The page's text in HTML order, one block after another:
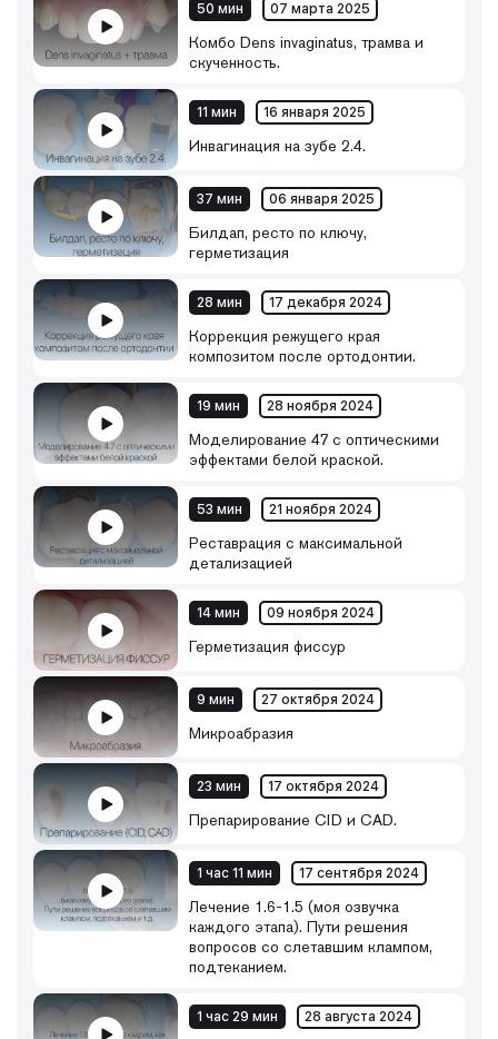
50 мин 07 марта 2025
Комбо Dens invaginatus, трамва и
скученность.
11 мин 16 января 2025
Инвагинация на зубе 2.4.
37 мин 06 января 2025
Билдап, ресто по ключу,
герметизация
28 мин 17 декабря 2024
Коррекция режущего края
композитом после ортодонтии.
19 мин 28 ноября 2024
Моделирование 47 с оптическими
эффектами белой краской.
53 мин 21 ноября 2024
Реставрация с максимальной
детализацией
14 мин 09 ноября 2024
Герметизация фиссур
9 мин 27 октября 2024
Микроабразия
23 мин 17 октября 2024
Препарирование CID и CAD.
1 час 11 мин 17 сентября 2024
Лечение 1.6-1.5 (моя озвучка
каждого этапа). Пути решения
вопросов со слетавшим клампом,
подтеканием.
1 час 29 мин 28 августа 2024